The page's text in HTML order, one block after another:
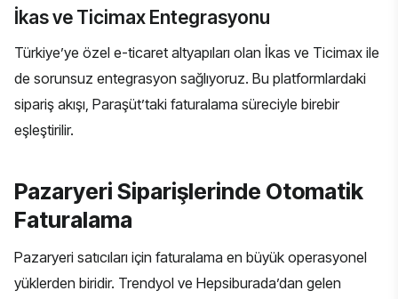
İkas ve Ticimax Entegrasyonu
Türkiye’ye özel e-ticaret altyapıları olan İkas ve Ticimax ile
de sorunsuz entegrasyon sağlıyoruz. Bu platformlardaki
sipariş akışı, Paraşüt’taki faturalama süreciyle birebir
eşleştirilir.
Pazaryeri Siparişlerinde Otomatik
Faturalama
Pazaryeri satıcıları için faturalama en büyük operasyonel
yüklerden biridir. Trendyol ve Hepsiburada’dan gelen